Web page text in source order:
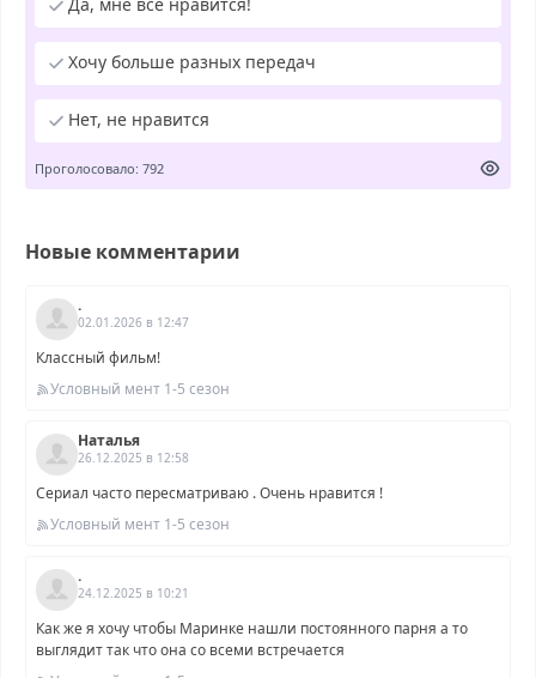
Хочу больше разных передач
Нет, не нравится
Проголосовало: 792
Новые комментарии
.
02.01.2026 в 12:47
Классный фильм!
Условный мент 1-5 сезон
Наталья
26.12.2025 в 12:58
Сериал часто пересматриваю . Очень нравится !
Условный мент 1-5 сезон
.
24.12.2025 в 10:21
Как же я хочу чтобы Маринке нашли постоянного парня а то
выглядит так что она со всеми встречается